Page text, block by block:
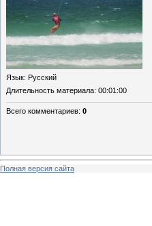
Язык: Русский
Длительность материала: 00:01:00
Всего комментариев: 0
Полная версия сайта